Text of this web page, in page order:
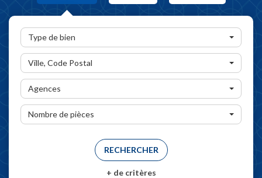
Type de bien
Ville, Code Postal
Agences
Nombre de pièces
+ de critères